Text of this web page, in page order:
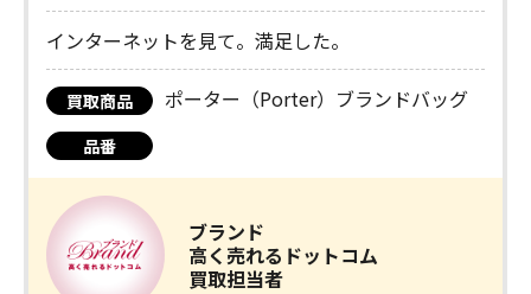
インターネットを見て。満足した。
買取商品 ポーター（Porter）ブランドバッグ
品番
ブランド
高く売れるドットコム
買取担当者